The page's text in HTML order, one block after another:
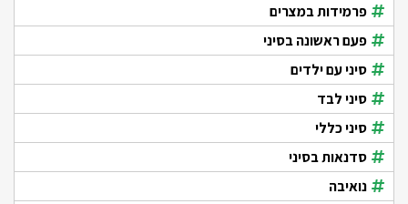
פרמידות במצרים
פעם ראשונה בסיני
סיני עם ילדים
סיני לבד
סיני כללי
סדנאות בסיני
נואיבה